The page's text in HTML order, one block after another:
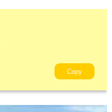
Copy